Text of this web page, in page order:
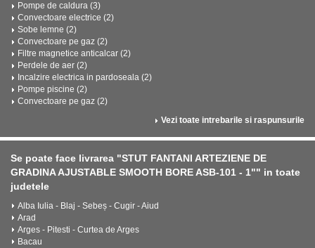
Pompe de caldura (3)
Convectoare electrice (2)
Sobe lemne (2)
Convectoare pe gaz (2)
Filtre magnetice anticalcar (2)
Perdele de aer (2)
Incalzire electrica in pardoseala (2)
Pompe piscine (2)
Convectoare pe gaz (2)
Vezi toate intrebarile si raspunsurile
Se poate face livrarea "STUT FANTANI ARTEZIENE DE
GRADINA AJUSTABLE SMOOTH BORE ASB-101 - 1"" in toate
judetele
Alba Iulia - Blaj - Sebeș - Cugir - Aiud
Arad
Arges - Pitesti - Curtea de Arges
Bacau